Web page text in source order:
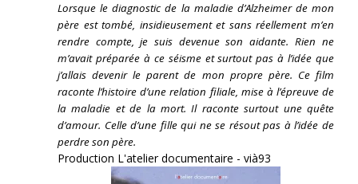
Lorsque le diagnostic de la maladie d’Alzheimer de mon
père est tombé, insidieusement et sans réellement m’en
rendre compte, je suis devenue son aidante. Rien ne
m’avait préparée à ce séisme et surtout pas à l’idée que
j’allais devenir le parent de mon propre père. Ce film
raconte l’histoire d’une relation filiale, mise à l’épreuve de
la maladie et de la mort. Il raconte surtout une quête
d’amour. Celle d’une fille qui ne se résout pas à l’idée de
perdre son père.
Production L'atelier documentaire - vià93